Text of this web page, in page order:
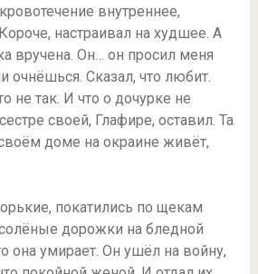
внутреннее,
настраивал на худшее. А
вручена. Он… он просил меня
очнёшься. Сказал, что любит.
не так. И что о дочурке не
своей, Глафире, оставил. Та
доме на окраине живёт,
покатились по щекам
дорожки на бледной
она умирает. Он ушёл на войну,